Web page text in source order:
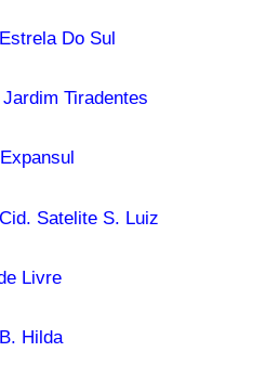
Do Sul
Tiradentes
Satelite S. Luiz
Livre
Hilda